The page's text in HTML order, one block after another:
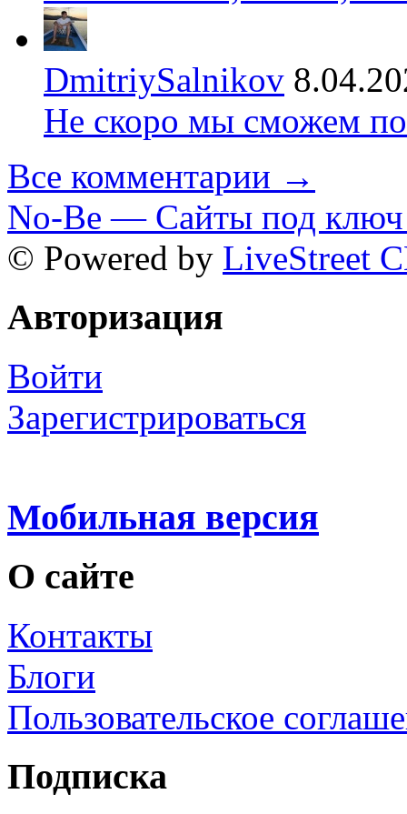
DmitriySalnikov
Не скоро мы сможем
Все комментарии →
No-Be — Сайты под ключ
© Powered by LiveStreet
Авторизация
Войти
Зарегистрироваться
Мобильная версия
О сайте
Контакты
Блоги
Пользовательское
Подписка